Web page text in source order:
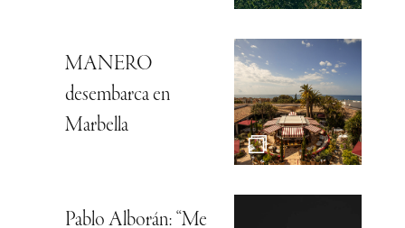
MANERO
desembarca en
Marbella
Pablo Alborán: “Me